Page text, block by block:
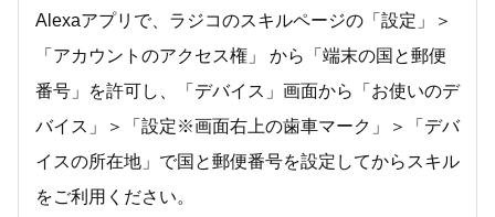
Alexaアプリで、ラジコのスキルページの「設定」＞
「アカウントのアクセス権」 から「端末の国と郵便
番号」を許可し、「デバイス」画面から「お使いのデ
バイス」＞「設定※画面右上の歯車マーク」＞「デバ
イスの所在地」で国と郵便番号を設定してからスキル
をご利用ください。